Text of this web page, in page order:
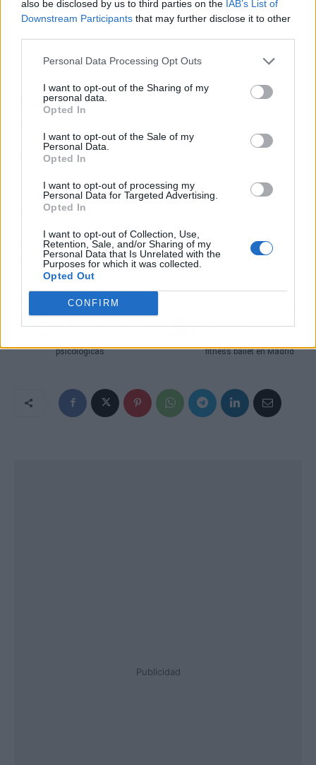
also be disclosed by us to third parties on the IAB’s List of
Downstream Participants that may further disclose it to other
Personal Data Processing Opt Outs
I want to opt-out of the Sharing of my
personal data.
Opted In
I want to opt-out of the Sale of my
Personal Data.
Opted In
I want to opt-out of processing my
Personal Data for Targeted Advertising.
Opted In
I want to opt-out of Collection, Use,
Retention, Sale, and/or Sharing of my
Personal Data that Is Unrelated with the
Purposes for which it was collected.
Opted Out
CONFIRM
En la tiendaonline, se puede conseguir café de
Honduras, caracterizado por una acidez viva,
casi cítrica; de
y afrutado, y deBrasil, con un aroma intenso y
un sabor incomparable.
Con una propuesta variada y el compromiso de
brindar una alta calidad a los clientes, Café
Ciano es un lugar de referencia para quienes
desean adquirir un producto único para
disfrutar en cualquier momento.
Artículo anterior
psicológicas
fitness ballet en Madrid
Publicidad